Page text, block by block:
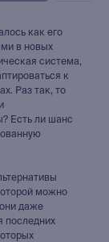
как его
в новых
система,
к
Раз так, то
Есть ли шанс
можно
даже
последних